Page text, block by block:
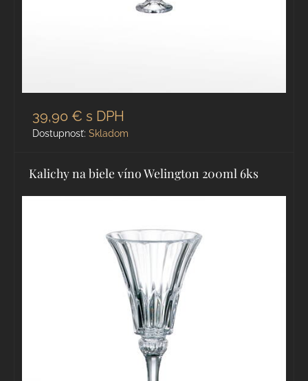
39,90 € s DPH
Dostupnosť: Skladom
Kalichy na biele víno Welington 200ml 6ks